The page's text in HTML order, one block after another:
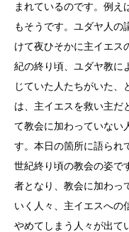
まれているのです。例え
もそうです。ユダヤ人の
けて夜ひそかに主イエス
紀の終り頃、ユダヤ教に
じていた人たちがいた、
は、主イエスを救い主だ
て教会に加わっていない
す。本日の箇所に語られ
世紀終り頃の教会の姿で
者となり、教会に加わっ
いく人々、主イエスへの
やめてしまう人々が出て